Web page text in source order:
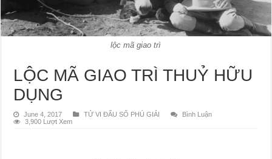
lộc mã giao trì
LỘC MÃ GIAO TRÌ THUỶ HỮU
DỤNG
June 4, 2017 TỬ VI ĐẨU SỐ PHÚ GIẢI
Bình Luận
3,900 Lượt Xem